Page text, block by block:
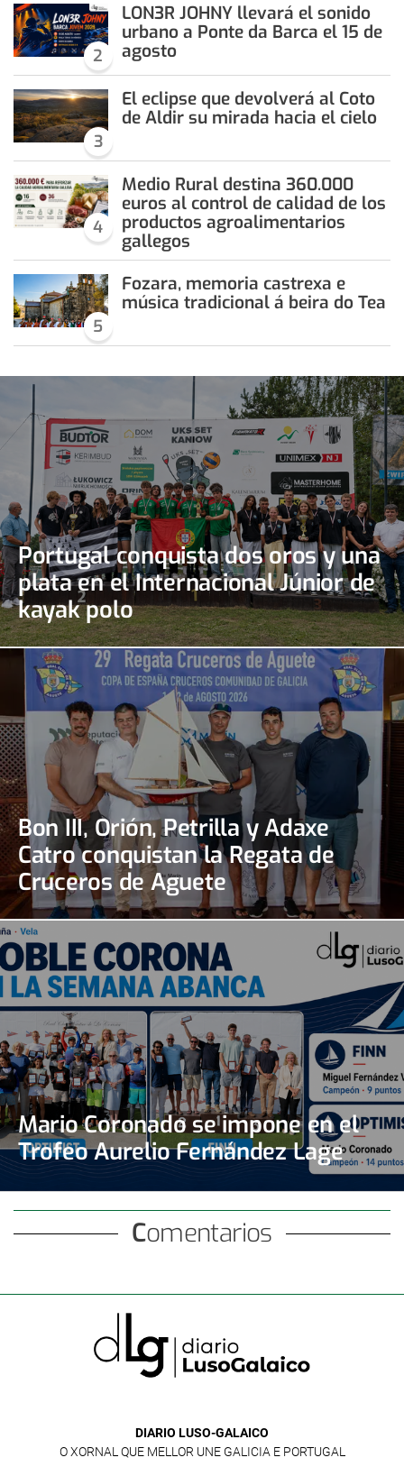
2
LON3R JOHNY llevará el sonido
urbano a Ponte da Barca el 15 de
agosto
3
El eclipse que devolverá al Coto
de Aldir su mirada hacia el cielo
4
Medio Rural destina 360.000
euros al control de calidad de los
productos agroalimentarios
gallegos
5
Fozara, memoria castrexa e
música tradicional á beira do Tea
Portugal conquista dos oros y una
plata en el Internacional Júnior de
kayak polo
Bon III, Orión, Petrilla y Adaxe
Catro conquistan la Regata de
Cruceros de Aguete
Mario Coronado se impone en el
Trofeo Aurelio Fernández Lage
Comentarios
DIARIO LUSO-GALAICO
O XORNAL QUE MELLOR UNE GALICIA E PORTUGAL